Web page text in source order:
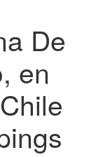
De
en